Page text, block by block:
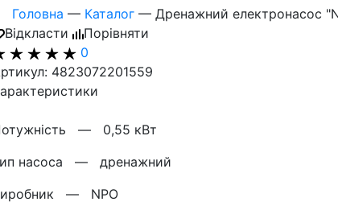
Головна — Каталог — Дренажний електронасос
Відкласти
Порівняти
0
4823072201559
— 0,55 кВт
насоса — дренажний
— NPO